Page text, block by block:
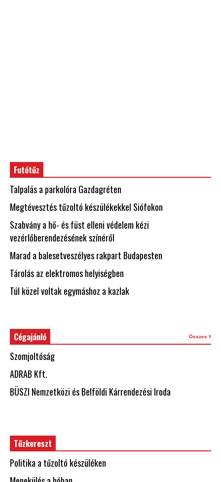
Futótűz
Talpalás a parkolóra Gazdagréten
Megtévesztés tűzoltó készülékekkel Siófokon
Szabvány a hő- és füst elleni védelem kézi
vezérlőberendezésének színéről
Marad a balesetveszélyes rakpart Budapesten
Tárolás az elektromos helyiségben
Túl közel voltak egymáshoz a kazlak
Cégajánló Összes
Szomjoltóság
ADRAB Kft.
BÜSZI Nemzetközi és Belföldi Kárrendezési Iroda
Tűzkereszt
Politika a tűzoltó készüléken